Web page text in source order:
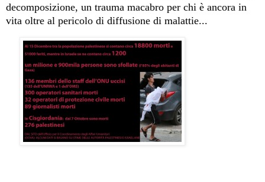
decomposizione, un trauma macabro per chi è ancora in
vita oltre al pericolo di diffusione di malattie...